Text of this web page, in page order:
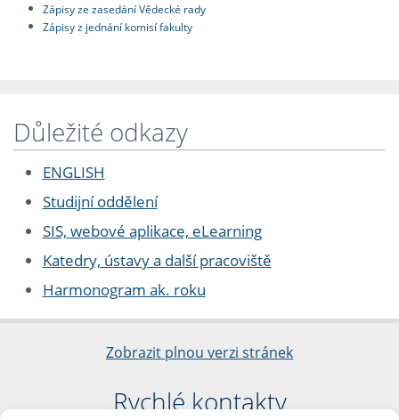
Zápisy ze zasedání Vědecké rady
Zápisy z jednání komisí fakulty
Důležité odkazy
ENGLISH
Studijní oddělení
SIS, webové aplikace, eLearning
Katedry, ústavy a další pracoviště
Harmonogram ak. roku
Zobrazit plnou verzi stránek
Rychlé kontakty